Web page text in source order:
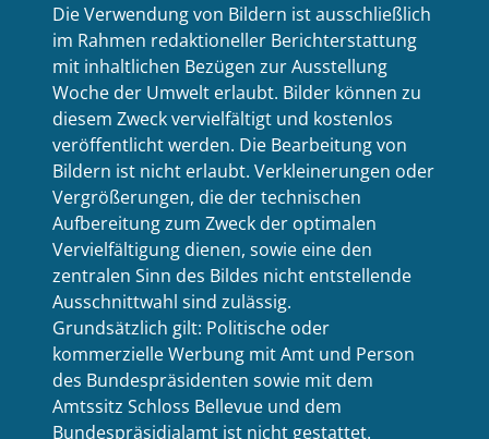
Die Verwendung von Bildern ist ausschließlich
im Rahmen redaktioneller Berichterstattung
mit inhaltlichen Bezügen zur Ausstellung
Woche der Umwelt erlaubt. Bilder können zu
diesem Zweck vervielfältigt und kostenlos
veröffentlicht werden. Die Bearbeitung von
Bildern ist nicht erlaubt. Verkleinerungen oder
Vergrößerungen, die der technischen
Aufbereitung zum Zweck der optimalen
Vervielfältigung dienen, sowie eine den
zentralen Sinn des Bildes nicht entstellende
Ausschnittwahl sind zulässig.
Grundsätzlich gilt: Politische oder
kommerzielle Werbung mit Amt und Person
des Bundespräsidenten sowie mit dem
Amtssitz Schloss Bellevue und dem
Bundespräsidialamt ist nicht gestattet.